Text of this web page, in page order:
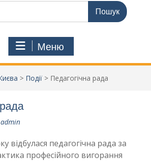
Меню
> Події > Педагогічна рада
admin
відбулася педагогічна рада за
професійного вигорання